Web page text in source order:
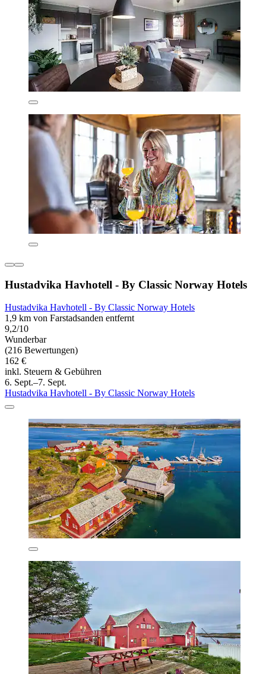
Hustadvika Havhotell - By Classic Norway Hotels
Hustadvika Havhotell - By Classic Norway Hotels
1,9 km von Farstadsanden entfernt
9,2/10
Wunderbar
(216 Bewertungen)
162 €
inkl. Steuern & Gebühren
6. Sept.–7. Sept.
Hustadvika Havhotell - By Classic Norway Hotels